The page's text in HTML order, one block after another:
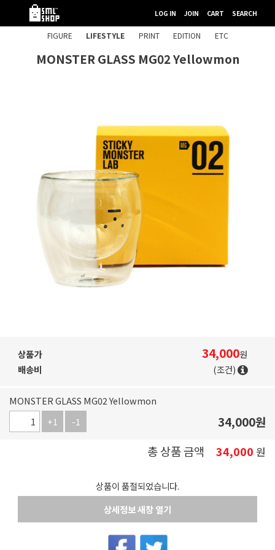
LOG IN JOIN CART SEARCH
FIGURE LIFESTYLE PRINT EDITION ETC
MONSTER GLASS MG02 Yellowmon
상품가 34,000원
배송비
(조건)
MONSTER GLASS MG02 Yellowmon
+1
-1 34,000원
총 상품 금액
34,000 원
상품이 품절되었습니다.
상세정보 새창 열기